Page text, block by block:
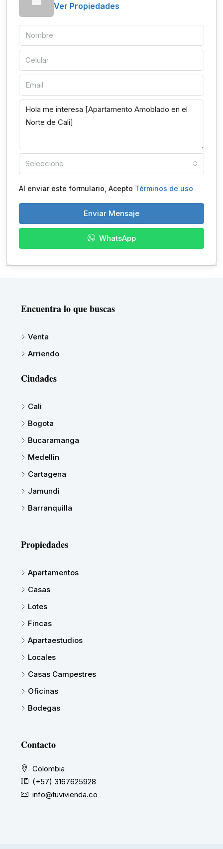
Ver Propiedades
Seleccione
Al enviar este formulario, Acepto Términos de uso
Enviar Mensaje
WhatsApp
Encuentra lo que buscas
Venta
Arriendo
Ciudades
Cali
Bogota
Bucaramanga
Medellin
Cartagena
Jamundi
Barranquilla
Propiedades
Apartamentos
Casas
Lotes
Fincas
Apartaestudios
Locales
Casas Campestres
Oficinas
Bodegas
Contacto
Colombia
(+57) 3167625928
info@tuvivienda.co